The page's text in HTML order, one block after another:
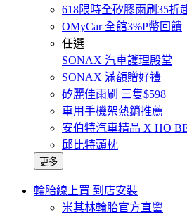
618限時全矽膠雨刷35折
OMyCar 全館3%P幣回饋
任選
SONAX 汽車護理殿堂
SONAX 滿額贈好禮
矽麗佳雨刷 三隻$598
車用手機架熱銷推薦
安伯特汽車精品 X HO
邱比特頭枕
更多
輪胎線上買 到店安裝
米其林輪胎官方直營